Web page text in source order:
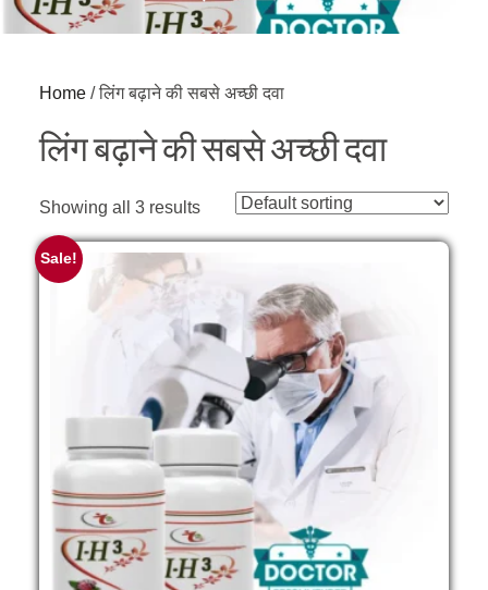
Home / लिंग बढ़ाने की सबसे अच्छी दवा
लिंग बढ़ाने की सबसे अच्छी दवा
Showing all 3 results
Sale!